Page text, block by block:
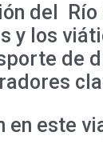
del
y los
de
en este